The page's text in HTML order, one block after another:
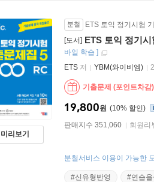
미리보기
분철
ETS 토익 정기시험
[도서] ETS 토익 정기
바일 학습 ]
ETS 저 YBM(와이비엠)
기출문제 (포인트차감)
10%
19,800원
판매지수 351,060
회원리
분철서비스 이용이 가능한
#신유형반영 #연습을